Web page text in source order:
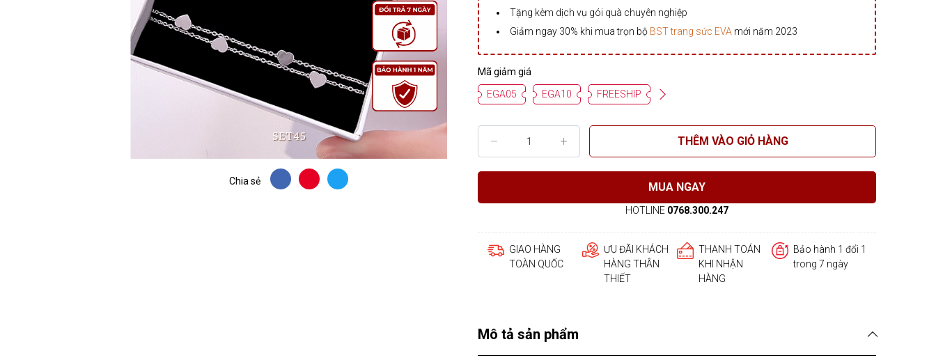
Chia sẻ
Tặng kèm dịch vụ gói quà chuyên nghiệp
Giảm ngay 30% khi mua trọn bộ BST trang sức EVA mới năm 2023
Mã giảm giá
EGA05
EGA10 FREESHIP
THÊM VÀO GIỎ HÀNG
MUA NGAY
HOTLINE 0768.300.247
GIAO HÀNG
TOÀN QUỐC
ƯU ĐÃI KHÁCH
HÀNG THÂN
THIẾT
THANH TOÁN
KHI NHẬN
HÀNG
Bảo hành 1 đổi 1
trong 7 ngày
Mô tả sản phẩm